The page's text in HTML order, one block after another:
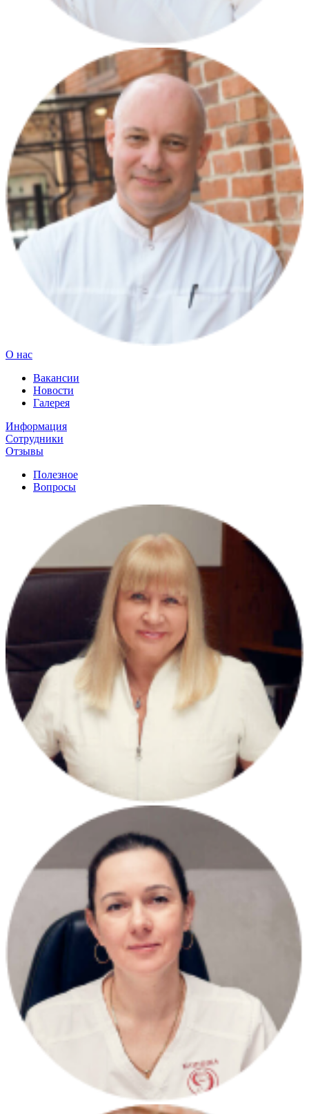
О нас
Вакансии
Новости
Галерея
Информация
Сотрудники
Отзывы
Полезное
Вопросы